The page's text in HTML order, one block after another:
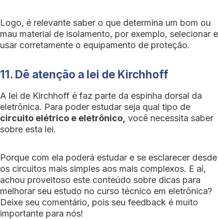
Logo, é relevante saber o que determina um bom ou
mau material de isolamento, por exemplo, selecionar e
usar corretamente o equipamento de proteção.
11. Dê atenção a lei de Kirchhoff
A lei de Kirchhoff é faz parte da espinha dorsal da
eletrônica. Para poder estudar seja qual tipo de
circuito elétrico e eletrônico, você necessita saber
sobre esta lei.
Porque com ela poderá estudar e se esclarecer desde
os circuitos mais simples aos mais complexos. E aí,
achou proveitoso este conteúdo sobre dicas para
melhorar seu estudo no curso técnico em eletrônica?
Deixe seu comentário, pois seu feedback é muito
importante para nós!